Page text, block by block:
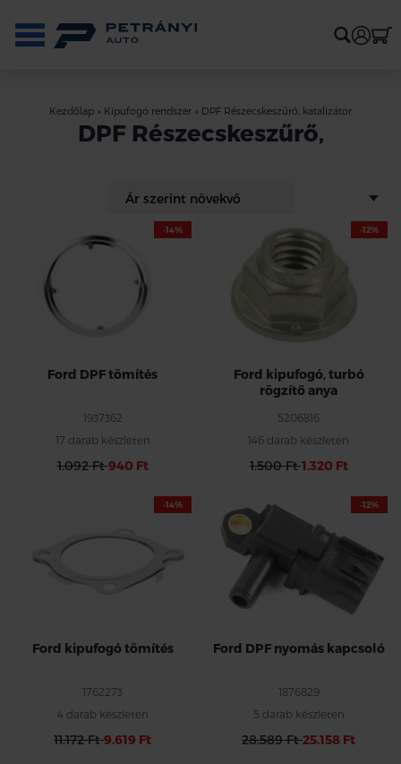
Kezdőlap » Kipufogó rendszer » DPF Részecskeszűrő, katalizátor
DPF Részecskeszűrő,
-14%
Ford DPF tömítés
1937362
17 darab készleten
1.092 Ft940 Ft
-12%
Ford kipufogó, turbó
rögzítő anya
5206816
146 darab készleten
1.500 Ft1.320 Ft
-14%
Ford kipufogó tömítés
1762273
4 darab készleten
11.172 Ft9.619 Ft
-12%
Ford DPF nyomás kapcsoló
1876829
5 darab készleten
28.589 Ft25.158 Ft